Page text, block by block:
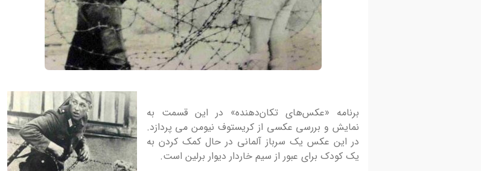
برنامه «عکس‌های تکان‌دهنده» در این قسمت به
نمایش و بررسی عکسی از کریستوف نیومن می پردازد.
در این عکس یک سرباز آلمانی در حال کمک کردن به
یک کودک برای عبور از سیم خاردار دیوار برلین است.
معاونت فرهنگی اجتماعی و گردشگری منطقه آزاد ارس با
همکاری انجمن فیلم و عکس ارس برگزار میکند. کارگاه
آموزش عکاسی...
فراخوان برگزاری اولین تور آشناسازی هنرمندان عکاسی با
ظرفیت‌های ژئوپارک جهانی یونسکو ارس و عکاسی از
ژئوسایت‌ها ژئوپارک جهانی یونسکو...